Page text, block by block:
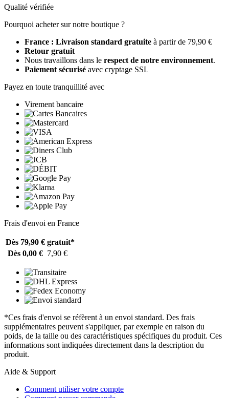
Qualité vérifiée
Pourquoi acheter sur notre boutique ?
France : Livraison standard gratuite à partir de 79,90 €
Retour gratuit
Nous travaillons dans le respect de notre environnement.
Paiement sécurisé avec cryptage SSL
Payez en toute tranquillité avec
Virement bancaire
Frais d'envoi en France
Dès 79,90 € gratuit*
Dès 0,00 € 7,90 €
*Ces frais d'envoi se réfèrent à un envoi standard. Des frais
supplémentaires peuvent s'appliquer, par exemple en raison du
poids, de la taille ou des caractéristiques spécifiques du produit. Ces
informations sont indiquées directement dans la description du
produit.
Aide & Support
Comment utiliser votre compte